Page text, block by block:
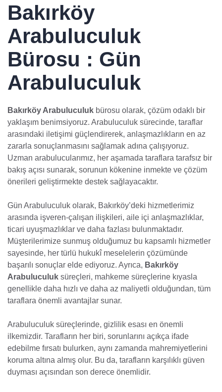
Bakırköy
Arabuluculuk
Bürosu : Gün
Arabuluculuk
Bakırköy Arabuluculuk bürosu olarak, çözüm odaklı bir
yaklaşım benimsiyoruz. Arabuluculuk sürecinde, taraflar
arasındaki iletişimi güçlendirerek, anlaşmazlıkların en az
zararla sonuçlanmasını sağlamak adına çalışıyoruz.
Uzman arabulucularımız, her aşamada taraflara tarafsız bir
bakış açısı sunarak, sorunun kökenine inmekte ve çözüm
önerileri geliştirmekte destek sağlayacaktır.
Gün Arabuluculuk olarak, Bakırköy’deki hizmetlerimiz
arasında işveren-çalışan ilişkileri, aile içi anlaşmazlıklar,
ticari uyuşmazlıklar ve daha fazlası bulunmaktadır.
Müşterilerimize sunmuş olduğumuz bu kapsamlı hizmetler
sayesinde, her türlü hukukî meselelerin çözümünde
başarılı sonuçlar elde ediyoruz. Ayrıca, Bakırköy
Arabuluculuk süreçleri, mahkeme süreçlerine kıyasla
genellikle daha hızlı ve daha az maliyetli olduğundan, tüm
taraflara önemli avantajlar sunar.
Arabuluculuk süreçlerinde, gizlilik esası en önemli
ilkemizdir. Tarafların her biri, sorunlarını açıkça ifade
edebilme fırsatı bulurken, aynı zamanda mahremiyetlerini
koruma altına almış olur. Bu da, tarafların karşılıklı güven
duyması açısından son derece önemlidir.